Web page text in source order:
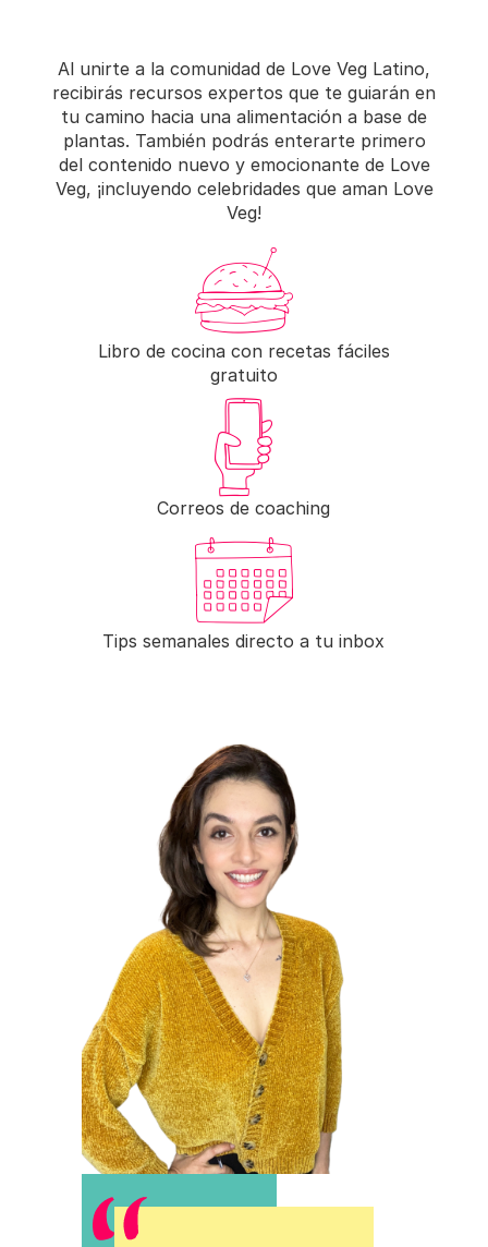
Al unirte a la comunidad de Love Veg Latino,
recibirás recursos expertos que te guiarán en
tu camino hacia una alimentación a base de
plantas. También podrás enterarte primero
del contenido nuevo y emocionante de Love
Veg, ¡incluyendo celebridades que aman Love
Veg!
Libro de cocina con recetas fáciles
gratuito
Correos de coaching
Tips semanales directo a tu inbox